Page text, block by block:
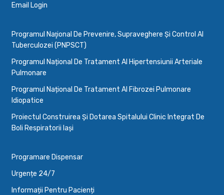
Email Login
Programul Naţional De Prevenire, Supraveghere Şi Control Al
Tuberculozei (PNPSCT)
Programul Național De Tratament Al Hipertensiunii Arteriale
Pulmonare
Programul Național De Tratament Al Fibrozei Pulmonare
Idiopatice
Proiectul Construirea Și Dotarea Spitalului Clinic Integrat De
Boli Respiratorii Iași
Programare Dispensar
Urgențe 24/7
Informații Pentru Pacienți